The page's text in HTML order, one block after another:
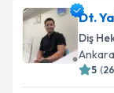
E-posta
Dt.
Diş
Ankara
5 (